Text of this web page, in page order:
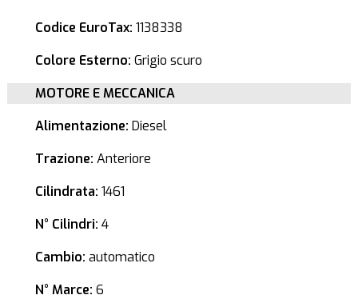
Codice EuroTax: 1138338
Colore Esterno: Grigio scuro
MOTORE E MECCANICA
Alimentazione: Diesel
Trazione: Anteriore
Cilindrata: 1461
N° Cilindri: 4
Cambio: automatico
N° Marce: 6